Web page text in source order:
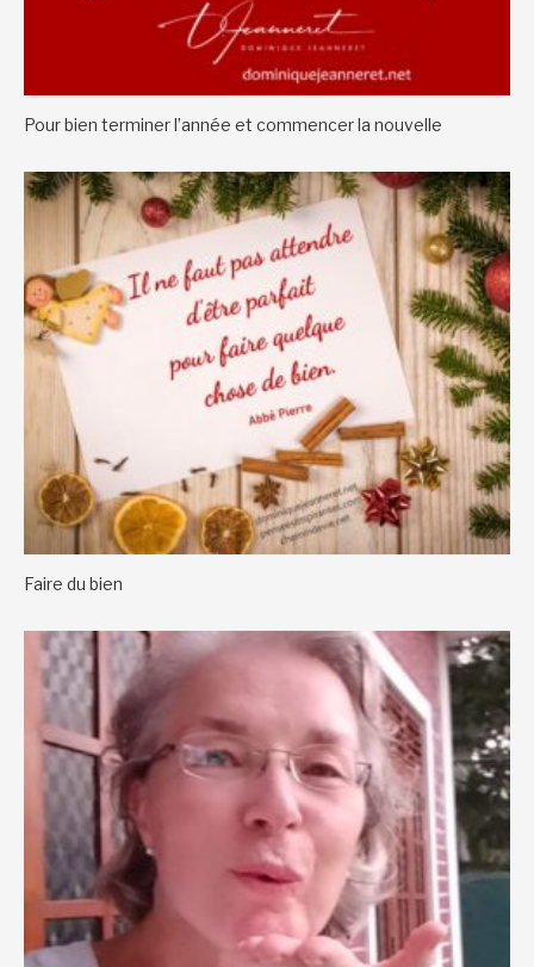
Pour bien terminer l’année et commencer la nouvelle
Faire du bien